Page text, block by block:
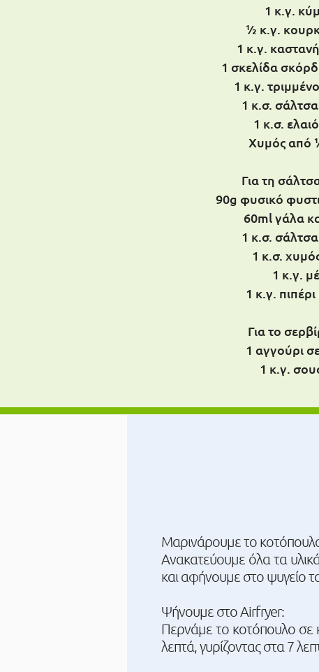
1 κ.γ.
½ κ.γ.
1 κ.γ.
1 σκελίδα
1 κ.γ. τριμμένο
1 κ.σ.
1 κ.σ.
Χυμός από
Για τη
90g φυσικό
60ml γάλα
1 κ.σ.
1 κ.σ.
1 κ.γ.
1 κ.γ. πιπέρι
Για το
1 αγγούρι
1 κ.γ.
Μαρινάρουμε το
Ανακατεύουμε όλα τα
και αφήνουμε στο ψυγείο
Ψήνουμε στο Airfryer:
Περνάμε το κοτόπουλο σε
λεπτά, γυρίζοντας στα 7